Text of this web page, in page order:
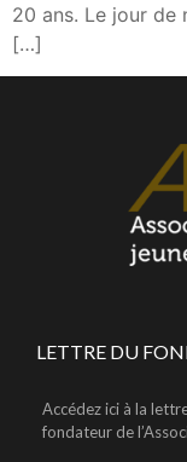
20 ans. Le jour de
[…]
LETTRE DU
Accédez ici à la
fondateur de